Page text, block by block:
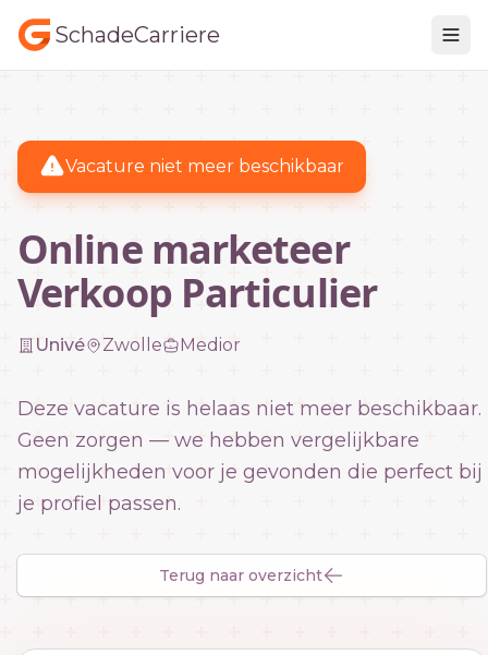
SchadeCarriere
Vacature niet meer beschikbaar
Online marketeer
Verkoop Particulier
Univé Zwolle Medior
Deze vacature is helaas niet meer beschikbaar.
Geen zorgen — we hebben vergelijkbare
mogelijkheden voor je gevonden die perfect bij
je profiel passen.
Terug naar overzicht